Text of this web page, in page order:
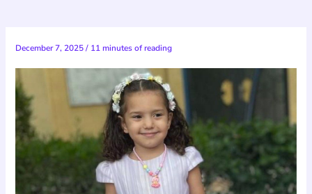
December 7, 2025/ 11 minutes of reading